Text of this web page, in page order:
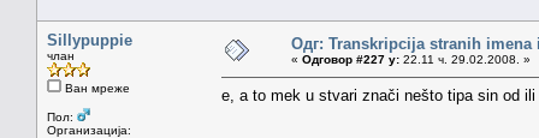
Sillypuppie
члан
Ван мреже
Пол:
Организација:
Одг: Transkripcija stranih imena
« Одговор #227 у: 22.11 ч. 29.02.2008. »
e, a to mek u stvari znači nešto tipa sin od